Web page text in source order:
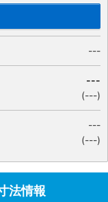
---
---
(---)
---
(---)
法情報